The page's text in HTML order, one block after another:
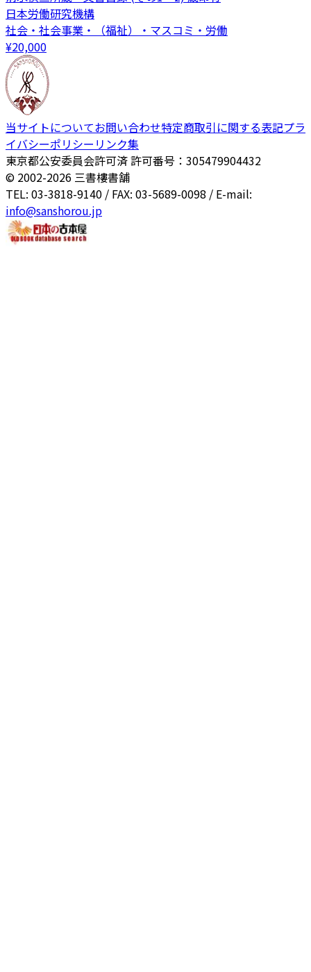
日本労働研究機構
社会・社会事業・（福祉）・マスコミ・労働
¥20,000
当サイトについてお問い合わせ特定商取引に関する表記プラ
イバシーポリシー リンク集
東京都公安委員会許可済 許可番号：305479904432
© 2002-2026 三書樓書舗
TEL: 03-3818-9140 / FAX: 03-5689-0098 / E-mail:
info@sanshorou.jp